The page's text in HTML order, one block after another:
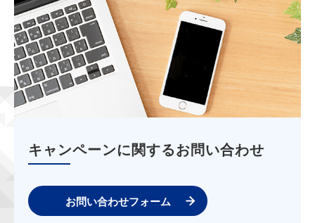
キャンペーンに関するお問い合わせ
お問い合わせフォーム